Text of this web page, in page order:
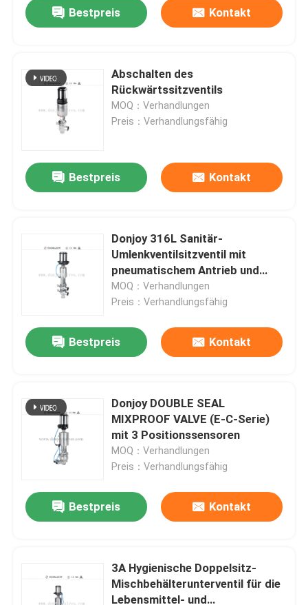
Produkte
Bestpreis Kontakt
Abschalten des
Rückwärtssitzventils
MOQ：Verhandlungen
Preis：Verhandlungsfähig
Bestpreis Kontakt
Donjoy 316L Sanitär-
Umlenkventilsitzventil mit
pneumatischem Antrieb und
Steuerkopf C-TOP
MOQ：Verhandlungen
Preis：Verhandlungsfähig
Bestpreis Kontakt
Donjoy DOUBLE SEAL
MIXPROOF VALVE (E-C-Serie)
mit 3 Positionssensoren
MOQ：Verhandlungen
Preis：Verhandlungsfähig
Bestpreis Kontakt
3A Hygienische Doppelsitz-
Mischbehälterunterventil für die
Lebensmittel- und